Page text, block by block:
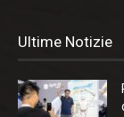
Ultime Notizie